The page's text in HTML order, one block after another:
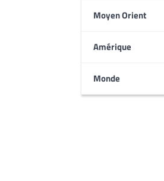
Moyen Orient
Amérique
Monde